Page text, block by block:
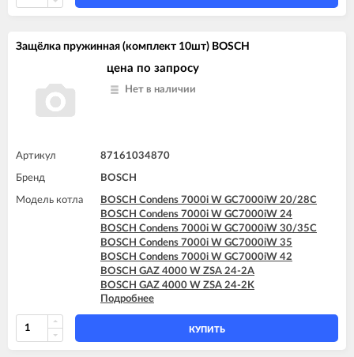
BOSCH GAZ 7000 W ZWC 35-3MFA
Защёлка пружинная (комплект 10шт) BOSCH
цена по запросу
Нет в наличии
Артикул 87161034870
Бренд BOSCH
Модель котла
BOSCH Condens 7000i W GC7000iW 20/28C
BOSCH Condens 7000i W GC7000iW 24
BOSCH Condens 7000i W GC7000iW 30/35C
BOSCH Condens 7000i W GC7000iW 35
BOSCH Condens 7000i W GC7000iW 42
BOSCH GAZ 4000 W ZSA 24-2A
BOSCH GAZ 4000 W ZSA 24-2K
BOSCH GAZ 4000 W ZSA 24-2K
BOSCH GAZ 4000 W ZWA 24-2A
BOSCH GAZ 4000 W ZWA 24-2K
BOSCH GAZ 4000 W ZWA 24-2K
Подробнее
КУПИТЬ